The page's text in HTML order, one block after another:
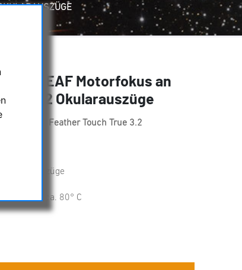
EAF Motorfokus an
3.2 Okularauszüge
Starlight Feather Touch True 3.2
ZWO
Okularauszüge
bis ca. 80° C